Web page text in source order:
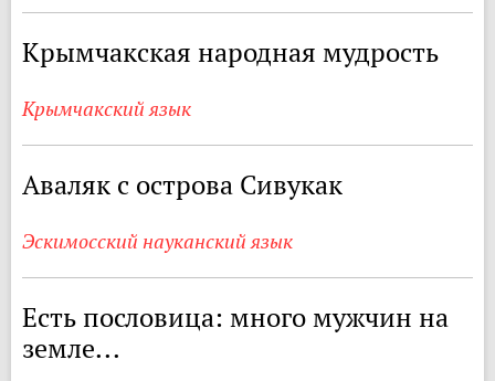
Крымчакская народная мудрость
Крымчакский язык
Аваляк с острова Сивукак
Эскимосский науканский язык
Есть пословица: много мужчин на
земле...